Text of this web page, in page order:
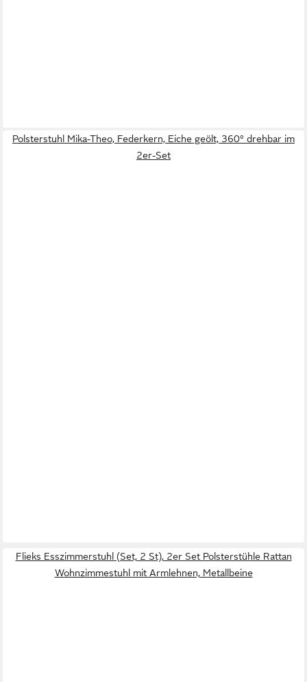
Polsterstuhl Mika-Theo, Federkern, Eiche geölt, 360° drehbar im
2er-Set
Flieks Esszimmerstuhl (Set, 2 St), 2er Set Polsterstühle Rattan
Wohnzimmestuhl mit Armlehnen, Metallbeine